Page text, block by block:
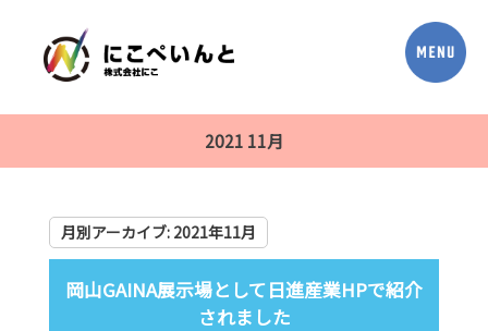
2021 11月
月別アーカイブ: 2021年11月
岡山GAINA展示場として日進産業HPで紹介
されました